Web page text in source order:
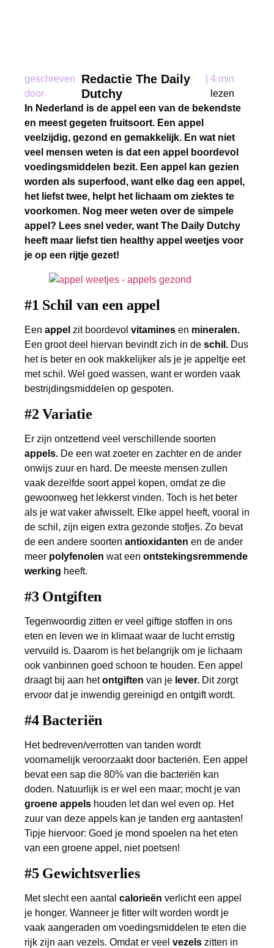
geschreven
door
Redactie The Daily
Dutchy
4 min
lezen
In Nederland is de appel een van de bekendste
en meest gegeten fruitsoort. Een appel
veelzijdig, gezond en gemakkelijk. En wat niet
veel mensen weten is dat een appel boordevol
voedingsmiddelen bezit. Een appel kan gezien
worden als superfood, want elke dag een appel,
het liefst twee, helpt het lichaam om ziektes te
voorkomen. Nog meer weten over de simpele
appel? Lees snel veder, want The Daily Dutchy
heeft maar liefst tien healthy appel weetjes voor
je op een rijtje gezet!
#1 Schil van een appel
Een appel zit boordevol vitamines en mineralen.
Een groot deel hiervan bevindt zich in de schil. Dus
het is beter en ook makkelijker als je je appeltje eet
met schil. Wel goed wassen, want er worden vaak
bestrijdingsmiddelen op gespoten.
#2 Variatie
Er zijn ontzettend veel verschillende soorten
appels. De een wat zoeter en zachter en de ander
onwijs zuur en hard. De meeste mensen zullen
vaak dezelfde soort appel kopen, omdat ze die
gewoonweg het lekkerst vinden. Toch is het beter
als je wat vaker afwisselt. Elke appel heeft, vooral in
de schil, zijn eigen extra gezonde stofjes. Zo bevat
de een andere soorten antioxidanten en de ander
meer polyfenolen wat een ontstekingsremmende
werking heeft.
#3 Ontgiften
Tegenwoordig zitten er veel giftige stoffen in ons
eten en leven we in klimaat waar de lucht ernstig
vervuild is. Daarom is het belangrijk om je lichaam
ook vanbinnen goed schoon te houden. Een appel
draagt bij aan hetontgiften van je lever. Dit zorgt
ervoor dat je inwendig gereinigd en ontgift wordt.
#4 Bacteriën
Het bedreven/verrotten van tanden wordt
voornamelijk veroorzaakt door bacteriën. Een appel
bevat een sap die 80% van die bacteriën kan
doden. Natuurlijk is er wel een maar; mocht je van
groene appels houden let dan wel even op. Het
zuur van deze appels kan je tanden erg aantasten!
Tipje hiervoor: Goed je mond spoelen na het eten
van een groene appel, niet poetsen!
#5 Gewichtsverlies
Met slecht een aantal calorieën verlicht een appel
je honger. Wanneer je fitter wilt worden wordt je
vaak aangeraden om voedingsmiddelen te eten die
rijk zijn aan vezels. Omdat er veel vezels zitten in